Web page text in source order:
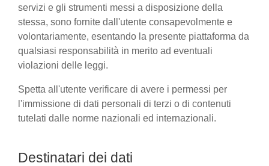
servizi e gli strumenti messi a disposizione della
stessa, sono fornite dall'utente consapevolmente e
volontariamente, esentando la presente piattaforma da
qualsiasi responsabilità in merito ad eventuali
violazioni delle leggi.
Spetta all'utente verificare di avere i permessi per
l'immissione di dati personali di terzi o di contenuti
tutelati dalle norme nazionali ed internazionali.
Destinatari dei dati